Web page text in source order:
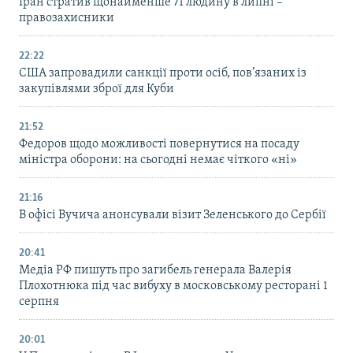
правозахисники
22:22
США запровадили санкції проти осіб, пов’язаних із
закупівлями зброї для Куби
21:52
Федоров щодо можливості повернутися на посаду
міністра оборони: на сьогодні немає чіткого «ні»
21:16
В офісі Вучича анонсували візит Зеленського до Сербії
20:41
Медіа РФ пишуть про загибель генерала Валерія
Плохотнюка під час вибуху в московському ресторані 1
серпня
20:01